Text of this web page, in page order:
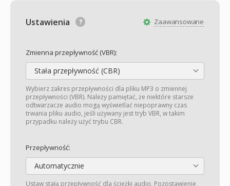
Zaawansowane
Ustawienia
Zmienna przepływność (VBR):
Stała przepływność (CBR)
Wybierz zakres przepływności dla pliku MP3 o zmiennej
przepływności (VBR). Należy pamiętać, że niektóre starsze
odtwarzacze audio mogą wyświetlać niepoprawny czas
trwania pliku audio, jeśli używany jest tryb VBR, w takim
przypadku należy użyć trybu CBR.
Przepływność:
Automatycznie
Ustaw stałą przepływność dla ścieżki audio. Pozostawienie